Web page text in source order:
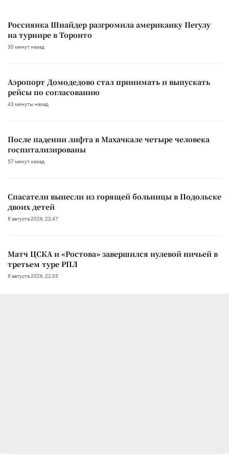
Россиянка Шнайдер разгромила американку Пегулу
на турнире в Торонто
30 минут назад
Аэропорт Домодедово стал принимать и выпускать
рейсы по согласованию
43 минуты назад
После падении лифта в Махачкале четыре человека
госпитализированы
57 минут назад
Спасатели вынесли из горящей больницы в Подольске
двоих детей
8 августа 2026, 22:47
Матч ЦСКА и «Ростова» завершился нулевой ничьей в
третьем туре РПЛ
8 августа 2026, 22:35